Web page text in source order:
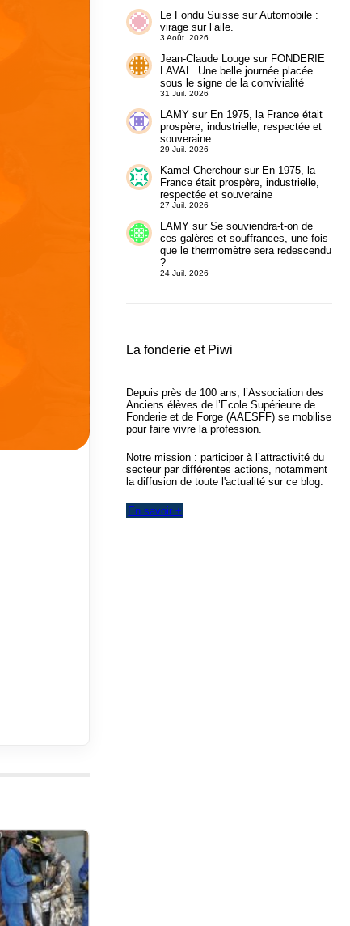
Le Fondu SuissesurAutomobile :
virage sur l’aile.
3 Août. 2026
Jean-Claude Lougesur FONDERIE
LAVAL Une belle journée placée
sous le signe de la convivialité
31 Juil. 2026
LAMYsur En 1975, la France était
prospère, industrielle, respectée et
souveraine
29 Juil. 2026
Kamel Cherchoursur En 1975, la
France était prospère, industrielle,
respectée et souveraine
27 Juil. 2026
LAMYsur Se souviendra-t-on de
ces galères et souffrances, une fois
que le thermomètre sera redescendu
?
24 Juil. 2026
La fonderie et Piwi
Depuis près de 100 ans, l’Association des
Anciens élèves de l’Ecole Supérieure de
Fonderie et de Forge (AAESFF) se mobilise
pour faire vivre la profession.
Notre mission : participer à l’attractivité du
secteur par différentes actions, notamment
la diffusion de toute l'actualité sur ce blog.
En savoir +